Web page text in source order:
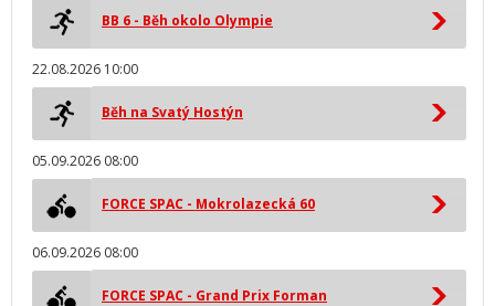
BB 6 - Běh okolo Olympie
22.08.2026 10:00
Běh na Svatý Hostýn
05.09.2026 08:00
FORCE SPAC - Mokrolazecká 60
06.09.2026 08:00
FORCE SPAC - Grand Prix Forman